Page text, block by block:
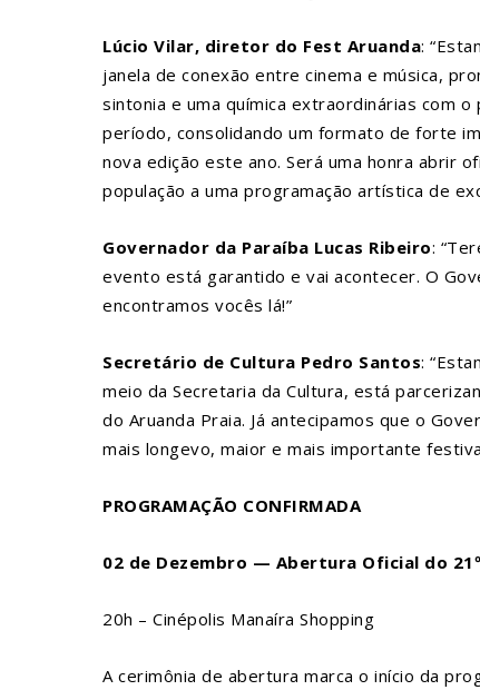
Lúcio Vilar, diretor do Fest Aruanda:
janela de conexão entre cinema e música,
sintonia e uma química extraordinárias com
período, consolidando um formato de forte
nova edição este ano. Será uma honra abrir
população a uma programação artística de
Governador da Paraíba Lucas Ribeiro:
evento está garantido e vai acontecer. O
encontramos vocês lá!”
Secretário de Cultura Pedro Santos:
meio da Secretaria da Cultura, está
do Aruanda Praia. Já antecipamos que o
mais longevo, maior e mais importante
PROGRAMAÇÃO CONFIRMADA
02 de Dezembro — Abertura Oficial do
20h – Cinépolis Manaíra Shopping
A cerimônia de abertura marca o início da